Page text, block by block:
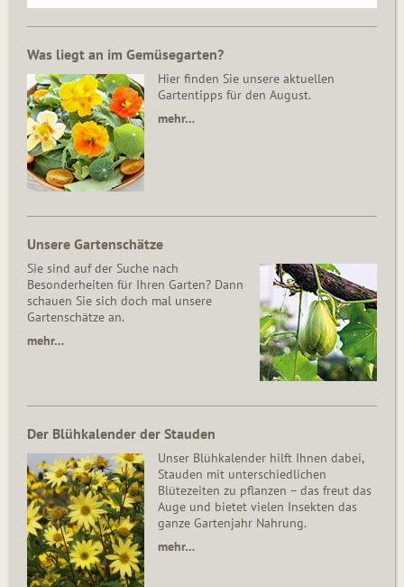
Was liegt an im Gemüsegarten?
Hier finden Sie unsere aktuellen
Gartentipps für den August.
mehr…
Unsere Gartenschätze
Sie sind auf der Suche nach
Besonderheiten für Ihren Garten? Dann
schauen Sie sich doch mal unsere
Gartenschätze an.
mehr…
Der Blühkalender der Stauden
Unser Blühkalender hilft Ihnen dabei,
Stauden mit unterschiedlichen
Blütezeiten zu pflanzen – das freut das
Auge und bietet vielen Insekten das
ganze Gartenjahr Nahrung.
mehr…